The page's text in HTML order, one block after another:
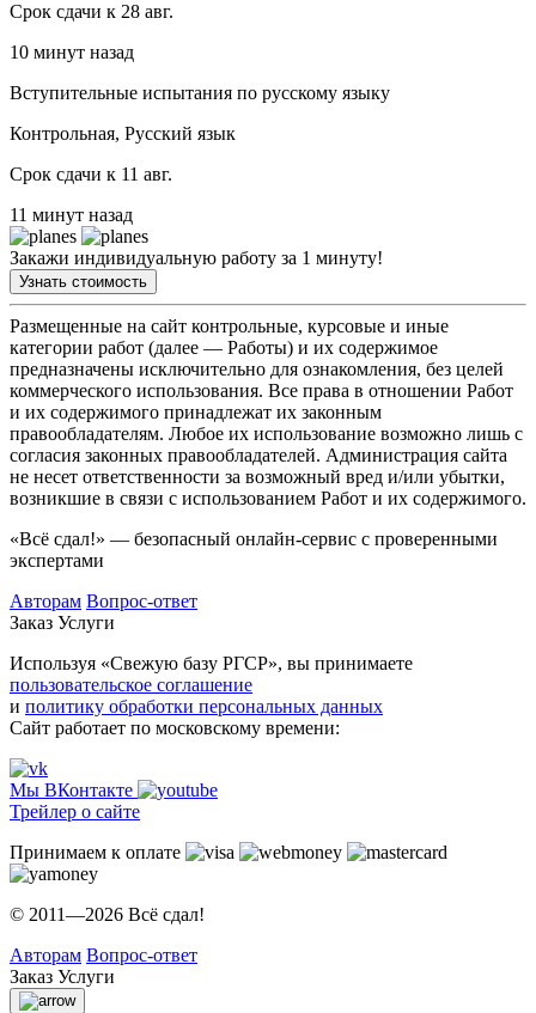
Срок сдачи к 28 авг.
10 минут назад
Вступительные испытания по русскому языку
Контрольная, Русский язык
Срок сдачи к 11 авг.
11 минут назад
Закажи индивидуальную работу за 1 минуту!
Узнать стоимость
Размещенные на сайт контрольные, курсовые и иные
категории работ (далее — Работы) и их содержимое
предназначены исключительно для ознакомления, без целей
коммерческого использования. Все права в отношении Работ
и их содержимого принадлежат их законным
правообладателям. Любое их использование возможно лишь с
согласия законных правообладателей. Администрация сайта
не несет ответственности за возможный вред и/или убытки,
возникшие в связи с использованием Работ и их содержимого.
«Всё сдал!» — безопасный онлайн-сервис с проверенными
экспертами
Авторам Вопрос-ответ
Заказ Услуги
Используя «Свежую базу РГСР», вы принимаете
пользовательское соглашение
и политику обработки персональных данных
Сайт работает по московскому времени:
Мы ВКонтакте
Трейлер о сайте
Принимаем к оплате
© 2011—2026 Всё сдал!
Авторам Вопрос-ответ
Заказ Услуги